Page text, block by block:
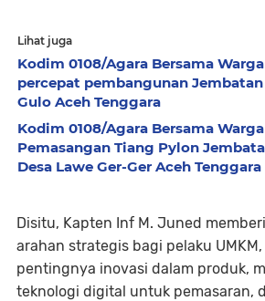
Lihat juga
Kodim 0108/Agara Bersama
percepat pembangunan
Gulo Aceh Tenggara
Kodim 0108/Agara Bersama
Pemasangan Tiang Pylon
Desa Lawe Ger-Ger Aceh Tenggara
Disitu, Kapten Inf M. Juned
arahan strategis bagi pelaku
pentingnya inovasi dalam produk,
teknologi digital untuk pemasaran,